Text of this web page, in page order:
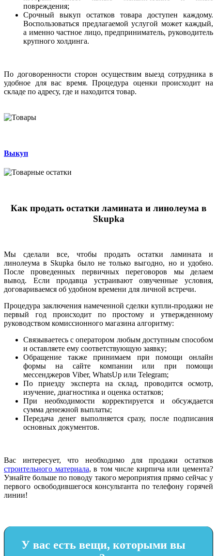
повреждения;
Срочный выкуп остатков товара доступен каждому.
Воспользоваться предлагаемой услугой может каждый,
а именно частное лицо, предприниматель, руководитель
крупного холдинга.
По договоренности сторон осуществим выезд сотрудника в
удобное для вас время. Процедура оценки происходит на
складе по адресу, где и находится товар.
Выкуп
Как продать остатки ламината и линолеума в
Skupka
Мы сделали все, чтобы продать остатки ламината и
линолеума в Skupka было не только выгодно, но и удобно.
После проведенных первичных переговоров мы делаем
вывод. Если продавца устраивают озвученные условия,
договариваемся об удобном времени для личной встречи.
Процедура заключения намеченной сделки купли-продажи не
первый год происходит по простому и утвержденному
руководством комиссионного магазина алгоритму:
Связываетесь с оператором любым доступным способом
и оставляете ему соответствующую заявку;
Обращение также принимаем при помощи онлайн
формы на сайте компании или при помощи
мессенджеров Viber, WhatsUp или Telegram;
По приезду эксперта на склад, проводится осмотр,
изучение, диагностика и оценка остатков;
При необходимости корректируется и обсуждается
сумма денежной выплаты;
Передача денег выполняется сразу, после подписания
основных документов.
Вас интересует, что необходимо для продажи остатков
строительного материала, в том числе кирпича или цемента?
Узнайте больше по поводу такого мероприятия прямо сейчас у
первого освободившегося консультанта по телефону горячей
линии!
У вас есть вещи, которыми вы